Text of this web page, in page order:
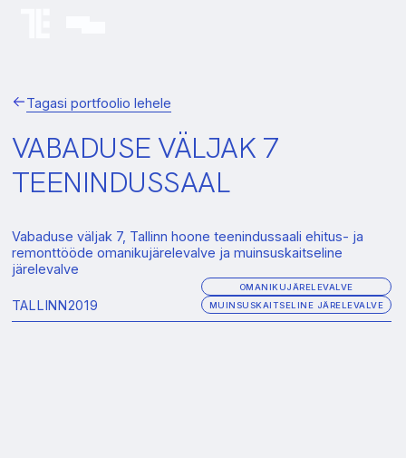
Tagasi portfoolio lehele
VABADUSE VÄLJAK 7
TEENINDUSSAAL
Vabaduse väljak 7, Tallinn hoone teenindussaali ehitus- ja
remonttööde omanikujärelevalve ja muinsuskaitseline
järelevalve
TALLINN2019
OMANIKUJÄRELEVALVE
MUINSUSKAITSELINE JÄRELEVALVE